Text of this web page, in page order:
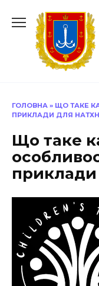
до
ГОЛОВНА » ЩО ТАКЕ
ПРИКЛАДИ ДЛЯ
Що таке